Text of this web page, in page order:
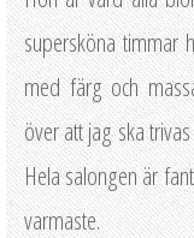
supersköna timmar
med färg och
över att jag ska
Hela salongen är
varmaste.